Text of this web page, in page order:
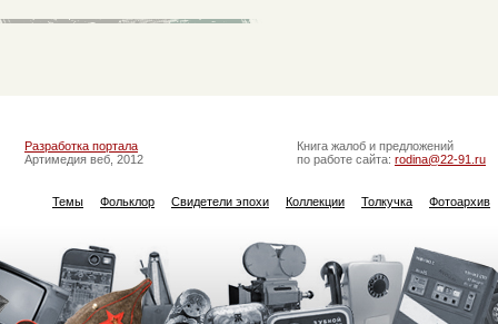
Разработка портала
Артимедия веб, 2012
Книга жалоб и предложений
по работе сайта: rodina@22-91.ru
Темы Фольклор Свидетели эпохи Коллекции Толкучка Фотоархив